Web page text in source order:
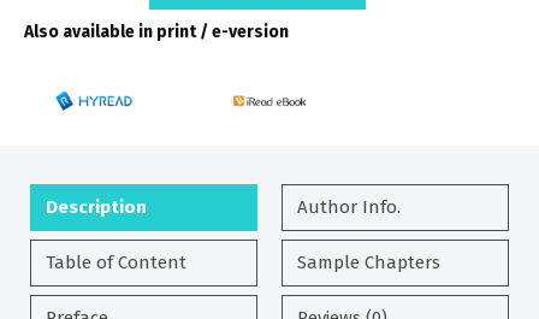
Also available in print / e-version
Description Author Info.
Table of Content Sample Chapters